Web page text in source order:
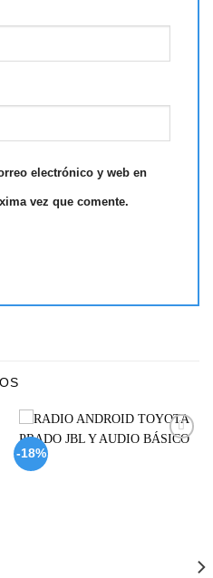
electrónico y web en
vez que comente.
-18%